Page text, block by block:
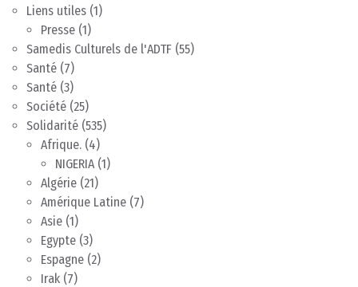
Liens utiles (1)
Presse (1)
Samedis Culturels de l'ADTF (55)
Santé (7)
Santé (3)
Société (25)
Solidarité (535)
Afrique. (4)
NIGERIA (1)
Algérie (21)
Amérique Latine (7)
Asie (1)
Egypte (3)
Espagne (2)
Irak (7)